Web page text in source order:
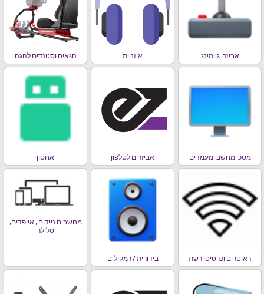
אביזרי גיימינג אוזניות הגאים וסטנדים להגה
מסכי מחשב ומעמדים אביזרים לטלפון אחסון
ראוטרים וכרטיסי רשת בידורית / רמקולים
מחשבים ניידים , אייפדים,
סלולר